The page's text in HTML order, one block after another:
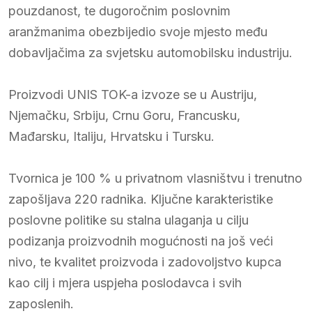
pouzdanost, te dugoročnim poslovnim
aranžmanima obezbijedio svoje mjesto među
dobavljačima za svjetsku automobilsku industriju.
Proizvodi UNIS TOK-a izvoze se u Austriju,
Njemačku, Srbiju, Crnu Goru, Francusku,
Mađarsku, Italiju, Hrvatsku i Tursku.
Tvornica je 100 % u privatnom vlasništvu i trenutno
zapošljava 220 radnika. Ključne karakteristike
poslovne politike su stalna ulaganja u cilju
podizanja proizvodnih mogućnosti na još veći
nivo, te kvalitet proizvoda i zadovoljstvo kupca
kao cilj i mjera uspjeha poslodavca i svih
zaposlenih.